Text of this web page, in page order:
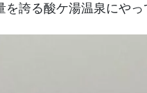
を誇る酸ケ湯温泉にや